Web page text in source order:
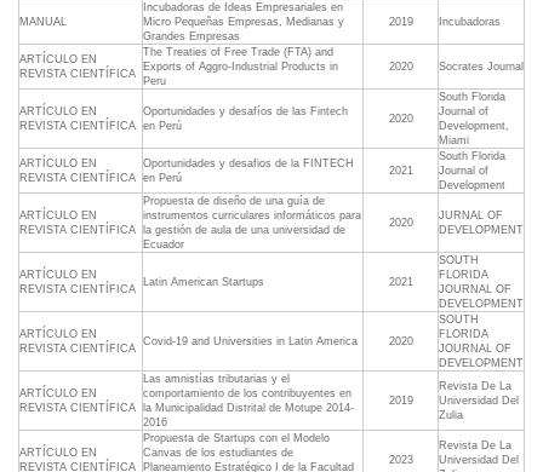
MANUAL
Incubadoras de Ideas Empresariales en
Micro Pequeñas Empresas, Medianas y
Grandes Empresas
2019 Incubadoras
ARTÍCULO EN
REVISTA CIENTÍFICA
The Treaties of Free Trade (FTA) and
Exports of Aggro-Industrial Products in
Peru
2020 Socrates Journal
ARTÍCULO EN
REVISTA CIENTÍFICA
Oportunidades y desafíos de las Fintech
en Perú
2020
South Florida
Journal of
Development,
Miami
ARTÍCULO EN
REVISTA CIENTÍFICA
Oportunidades y desafios de la FINTECH
en Perú
2021
South Florida
Journal of
Development
ARTÍCULO EN
REVISTA CIENTÍFICA
Propuesta de diseño de una guía de
instrumentos curriculares informáticos para
la gestión de aula de una universidad de
Ecuador
2020
JURNAL OF
DEVELOPMENT
ARTÍCULO EN
REVISTA CIENTÍFICA
Latin American Startups 2021
SOUTH
FLORIDA
JOURNAL OF
DEVELOPMENT
ARTÍCULO EN
REVISTA CIENTÍFICA
Covid-19 and Universities in Latin America 2020
SOUTH
FLORIDA
JOURNAL OF
DEVELOPMENT
ARTÍCULO EN
REVISTA CIENTÍFICA
Las amnistías tributarias y el
comportamiento de los contribuyentes en
la Municipalidad Distrital de Motupe 2014-
2016
2019
Revista De La
Universidad Del
Zulia
ARTÍCULO EN
REVISTA CIENTÍFICA
Propuesta de Startups con el Modelo
Canvas de los estudiantes de
Planeamiento Estratégico I de la Facultad
2023
Revista De La
Universidad Del